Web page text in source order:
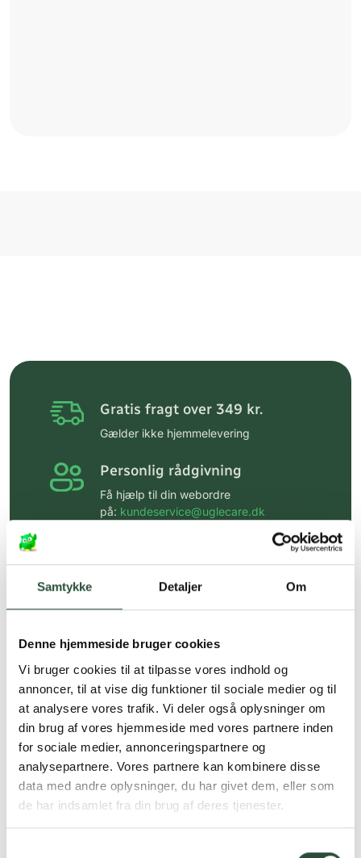
Samtykke Detaljer Om
Denne hjemmeside bruger cookies
Vi bruger cookies til at tilpasse vores indhold og
annoncer, til at vise dig funktioner til sociale medier og til
at analysere vores trafik. Vi deler også oplysninger om
din brug af vores hjemmeside med vores partnere inden
for sociale medier, annonceringspartnere og
analysepartnere. Vores partnere kan kombinere disse
data med andre oplysninger, du har givet dem, eller som
de har indsamlet fra din brug af deres tjenester.
Gratis fragt over 349 kr.
Gælder ikke hjemmelevering
Personlig rådgivning
Få hjælp til din webordre
på: kundeservice@uglecare.dk
Hurtig levering (30 min. i Kbh)
Faste lave priser*
Stort udvalg af kendte
produkter
Vi tilbyder et stort udvalg af kendte
cremer, vitaminer og andre spændende
produkter – altid til fast lav pris.
Læs mere om Uglecare.dk her